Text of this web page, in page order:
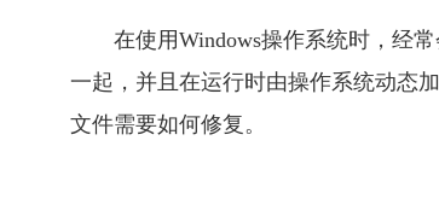
在使用Windows操作系统时，经
一起，并且在运行时由操作系统动态
文件需要如何修复。